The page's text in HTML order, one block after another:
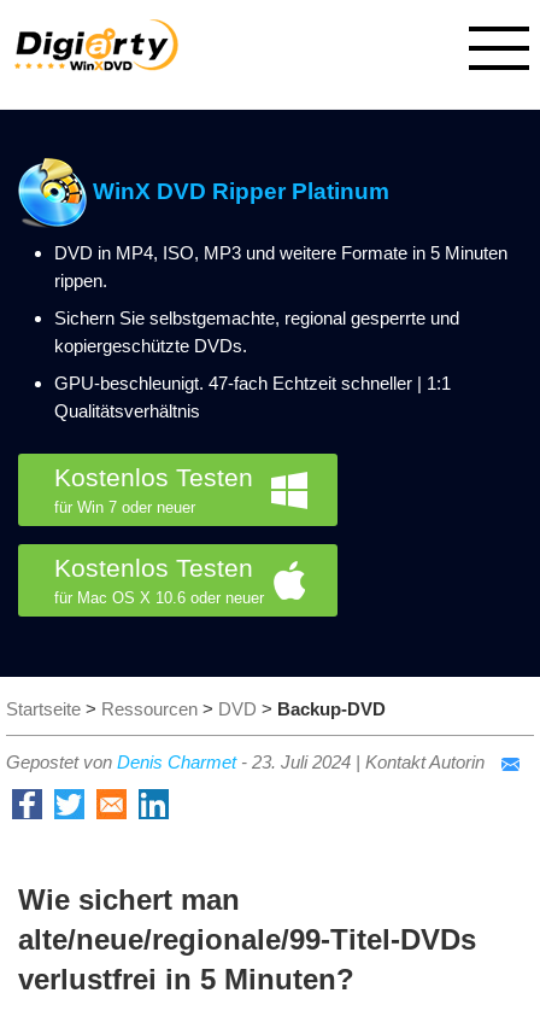
WinX DVD Ripper Platinum
DVD in MP4, ISO, MP3 und weitere Formate in 5 Minuten
rippen.
Sichern Sie selbstgemachte, regional gesperrte und
kopiergeschützte DVDs.
GPU-beschleunigt. 47-fach Echtzeit schneller | 1:1
Qualitätsverhältnis
Kostenlos Testen
für Win 7 oder neuer
Kostenlos Testen
für Mac OS X 10.6 oder neuer
Startseite > Ressourcen > DVD > Backup-DVD
Gepostet von Denis Charmet- 23. Juli 2024 | Kontakt Autorin
Wie sichert man
alte/neue/regionale/99-Titel-DVDs
verlustfrei in 5 Minuten?